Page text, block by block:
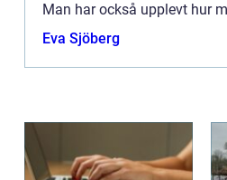
Man har också upplevt hur
altanen med vä...
Eva Sjöberg